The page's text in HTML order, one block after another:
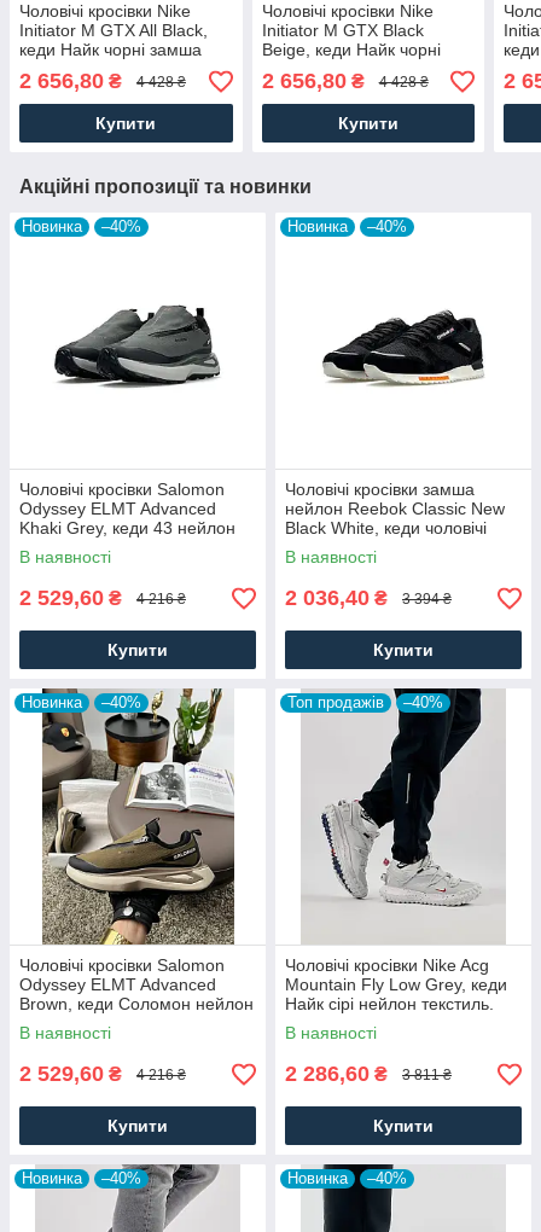
Чоловічі кросівки Nike
Initiator M GTX All Black,
кеди Найк чорні замша
шкіра текстиль
водовідштовхувальний
термо. Чоловіче взуття
2 656,80 ₴ 4 428 ₴
Купити
Чоловічі кросівки Nike
Initiator M GTX Black
Beige, кеди Найк чорні
замші шкіра текстиль
водовідштовхувальний
термо. Чоловіче взут
2 656,80₴ 4 428 ₴
Купити
2
Акційні пропозиції та новинки
Новинка –40%
Чоловічі кросівки Salomon
Odyssey ELMT Advanced
Khaki Grey, кеди 43 нейлон
текстиль, Чоловіче взуття
В наявності
2 529,60 ₴ 4 216 ₴
Купити
Новинка –40%
Чоловічі кросівки замша
нейлон Reebok Classic New
Black White, кеди чоловічі
Рибок чорні. Чоловіче взуття
В наявності
2 036,40 ₴ 3 394 ₴
Купити
Новинка –40%
Чоловічі кросівки Salomon
Odyssey ELMT Advanced
Brown, кеди Соломон нейлон
текстиль коричневі, Чоловіче
взуття
В наявності
2 529,60 ₴ 4 216 ₴
Купити
Топ продажів –40%
Чоловічі кросівки Nike Acg
Mountain Fly Low Grey, кеди
Найк сірі нейлон текстиль.
Чоловіче взуття
В наявності
2 286,60 ₴ 3 811 ₴
Купити
Новинка –40% Новинка –40%